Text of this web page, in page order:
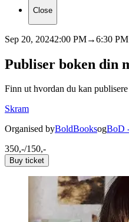
Close
Sep 20, 20242:00 PM→6:30 PM
Publiser boken din
Finn ut hvordan du kan
Skram
Organised byBoldBooksogBoD
350,-/150,-
Buy ticket